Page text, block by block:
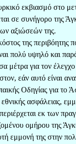
εκβιασμό στο
σε συνήγορο της
αξιώσεών της.
της περιβόητης
πολύ υψηλό και
μέτρα για τον
εάν αυτό είναι
Οδηγίας για το
ασφάλειας,
εκ των
ομήρου της
εμμονή της στην